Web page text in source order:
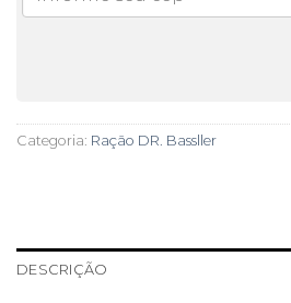
Categoria: Ração DR. Bassller
DESCRIÇÃO